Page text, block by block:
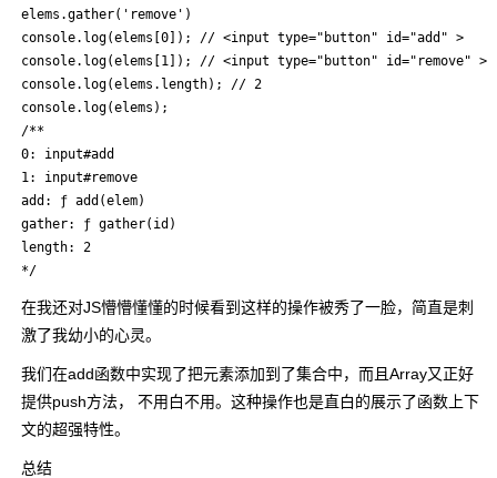
elems.gather('remove')
console.log(elems[0]); // <input type="button" id="add" >
console.log(elems[1]); // <input type="button" id="remove" >
console.log(elems.length); // 2
console.log(elems);
/**
0: input#add
1: input#remove
add: ƒ add(elem)
gather: ƒ gather(id)
length: 2
*/
在我还对JS懵懵懂懂的时候看到这样的操作被秀了一脸，简直是刺
激了我幼小的心灵。
我们在add函数中实现了把元素添加到了集合中，而且Array又正好
提供push方法， 不用白不用。这种操作也是直白的展示了函数上下
文的超强特性。
总结